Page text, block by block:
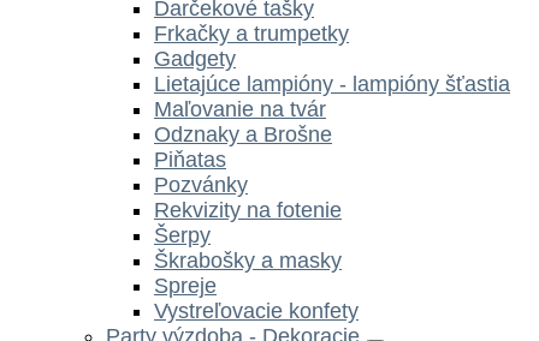
Darčekové tašky
Frkačky a trumpetky
Gadgety
Lietajúce lampióny - lampióny šťastia
Maľovanie na tvár
Odznaky a Brošne
Piňatas
Pozvánky
Rekvizity na fotenie
Šerpy
Škrabošky a masky
Spreje
Vystreľovacie konfety
Party výzdoba - Dekoracie